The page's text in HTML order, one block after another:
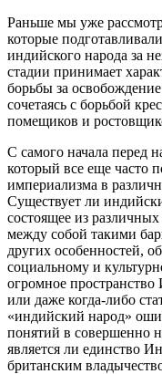
Раньше мы уже
которые
индийского народа за
стадии принимает
борьбы за
сочетаясь с борьбой
помещиков и
С самого начала перед
который все еще часто
империализма в
Существует ли
состоящее из
между собой такими
других особенностей,
социальному и
огромное пространство
или даже когда-либо
«индийский народ»
понятий в совершенно
является ли единство
британским